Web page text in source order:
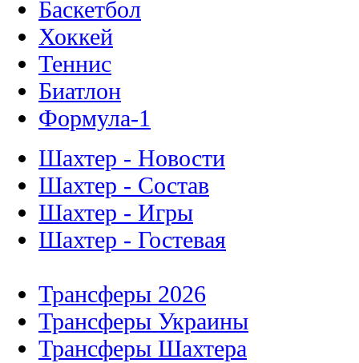
Баскетбол
Хоккей
Теннис
Биатлон
Формула-1
Шахтер - Новости
Шахтер - Состав
Шахтер - Игры
Шахтер - Гостевая
Трансферы 2026
Трансферы Украины
Трансферы Шахтера